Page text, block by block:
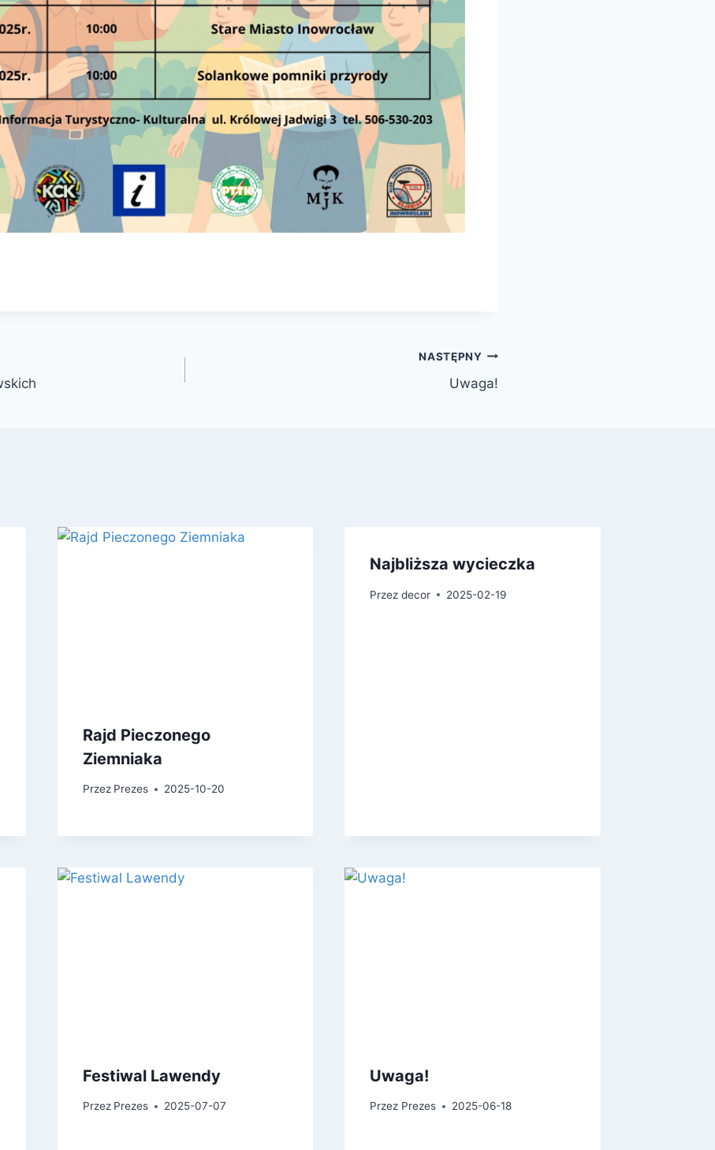
NASTĘPNY
Uwaga!
Rajd Pieczonego
Ziemniaka
Przez Prezes 2025-10-20
Najbliższa wycieczka
Przez decor 2025-02-19
Festiwal Lawendy
Przez Prezes 2025-07-07
Uwaga!
Przez Prezes 2025-06-18